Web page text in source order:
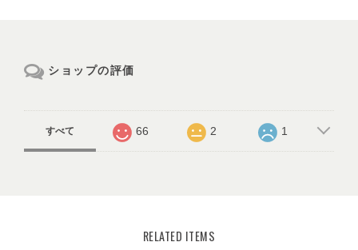
ショップの評価
すべて 66 2 1
RELATED ITEMS